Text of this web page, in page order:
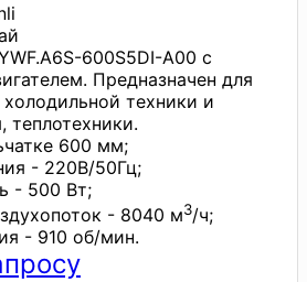
600S5DI-A00 с
Предназначен для
техники и
теплотехники.
600 мм;
- 220В/50Гц;
- 500 Вт;
- 8040 м3/ч;
- 910 об/мин.